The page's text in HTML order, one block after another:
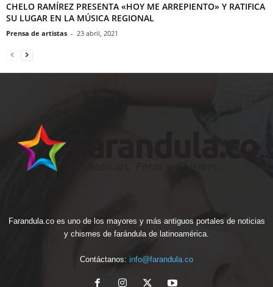
CHELO RAMÍREZ PRESENTA «HOY ME ARREPIENTO» Y RATIFICA
SU LUGAR EN LA MÚSICA REGIONAL
Prensa de artistas - 23 abril, 2021
Farandula.co es uno de los mayores y más antiguos portales de noticias
y chismes de farándula de latinoamérica.
Contáctanos: info@farandula.co